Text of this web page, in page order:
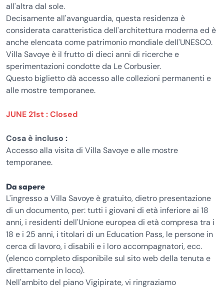
all'altra dal sole.
Decisamente all'avanguardia, questa residenza è
considerata caratteristica dell'architettura moderna ed è
anche elencata come patrimonio mondiale dell'UNESCO.
Villa Savoye è il frutto di dieci anni di ricerche e
sperimentazioni condotte da Le Corbusier.
Questo biglietto dà accesso alle collezioni permanenti e
alle mostre temporanee.
JUNE 21st : Closed
Cosa è incluso :
Accesso alla visita di Villa Savoye e alle mostre
temporanee.
Da sapere
L'ingresso a Villa Savoye è gratuito, dietro presentazione
di un documento, per: tutti i giovani di età inferiore ai 18
anni, i residenti dell'Unione europea di età compresa tra i
18 e i 25 anni, i titolari di un Education Pass, le persone in
cerca di lavoro, i disabili e i loro accompagnatori, ecc.
(elenco completo disponibile sul sito web della tenuta e
direttamente in loco).
Nell'ambito del piano Vigipirate, vi ringraziamo